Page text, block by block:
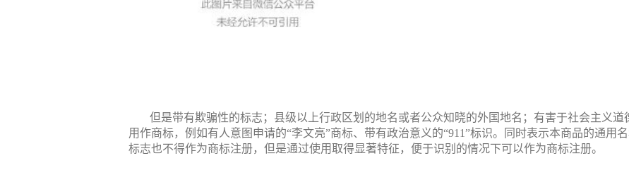
但是带有欺骗性的标志；县级以上行政区划的地名或者公众知晓的外国地名；有害于社会主义
用作商标，例如有人意图申请的“李文亮”商标、带有政治意义的“911”标识。同时表示本商品的通用
标志也不得作为商标注册，但是通过使用取得显著特征，便于识别的情况下可以作为商标注册。